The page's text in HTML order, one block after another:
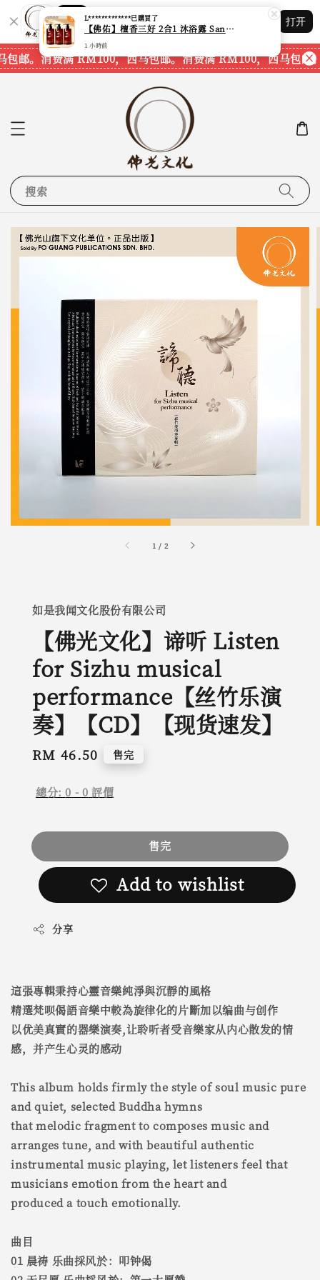
Shopping: 追踪您的订单
您信赖的商店
打开
邮。 消费满 RM100，西马包邮。消费满 RM100，西马包邮。
搜索
1 / 2
如是我闻文化股份有限公司
【佛光文化】谛听 Listen
for Sizhu musical
performance【丝竹乐演
奏】【CD】【现货速发】
Regular
RM 46.50 售完
總分:0 - 0 評價
售完
Add to wishlist
分享
這張專輯秉持心靈音樂純淨與沉靜的風格
精選梵呗偈語音樂中較為旋律化的片斷加以编曲与创作
以优美真實的器樂演奏,让聆听者受音樂家从内心散发的情
感，并产生心灵的感动
This album holds firmly the style of soul music pure
and quiet, selected Buddha hymns
that melodic fragment to composes music and
arranges tune, and with beautiful authentic
instrumental music playing, let listeners feel that
musicians emotion from the heart and
produced a touch emotionally.
曲目
01 晨祷 乐曲採风於：叩钟偈
L*************已購買了
【佛佑】檀香三好 2合1 沐浴露 Sandalwood Hair&Body Shampoo【1套3支】【750ml一支】【现货速发】
1 小時前